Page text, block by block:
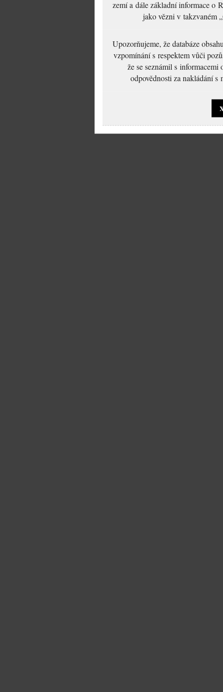
zemí a dále základní informace o
jako vězni v takzvaném
Upozorňujeme, že databáze
vzpomínání s respektem vůči
že se seznámil s
odpovědnosti za nakládání